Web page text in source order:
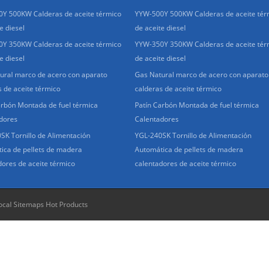
500KW Calderas de aceite térmico
diesel
350KW Calderas de aceite térmico
diesel
marco de acero con aparato
de aceite térmico
Montada de fuel térmica
Tornillo de Alimentación
de pellets de madera
de aceite térmico
YYW-500Y 500KW Calderas de aceite
de aceite diesel
YYW-350Y 350KW Calderas de aceite
de aceite diesel
Gas Natural marco de acero con aparato
calderas de aceite térmico
Patín Carbón Montada de fuel térmica
Calentadores
YGL-240SK Tornillo de Alimentación
Automática de pellets de madera
calentadores de aceite térmico
Sitemaps Hot Products